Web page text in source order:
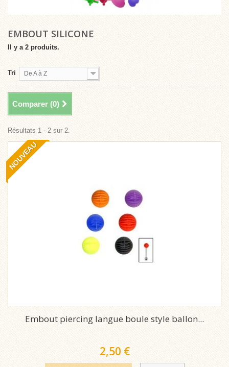
EMBOUT SILICONE
Il y a 2 produits.
Tri De A à Z
Comparer (0)
Résultats 1 - 2 sur 2.
NOUVEAU
Embout piercing langue boule style ballon...
2,50 €